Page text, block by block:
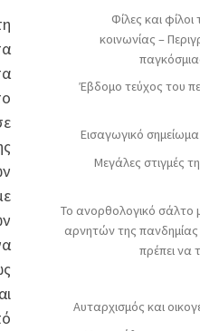
Φίλες και
κοινωνίας –
Έβδομο τεύχος του
Εισαγωγικό
Μεγάλες στιγμές
Το ανορθολογικό σάλτο
αρνητών της πανδημίας
πρέπει να
Αυταρχισμός και